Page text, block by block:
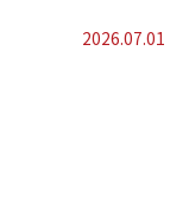
2026.07.01